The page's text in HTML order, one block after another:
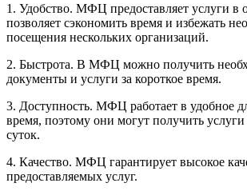
1. Удобство. МФЦ предоставляет услуги в
позволяет сэкономить время и избежать
посещения нескольких организаций.
2. Быстрота. В МФЦ можно получить
документы и услуги за короткое время.
3. Доступность. МФЦ работает в удобное
время, поэтому они могут получить
суток.
4. Качество. МФЦ гарантирует высокое
предоставляемых услуг.